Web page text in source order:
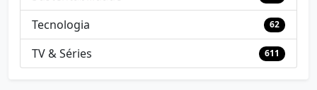
Tecnologia 62
TV & Séries 611